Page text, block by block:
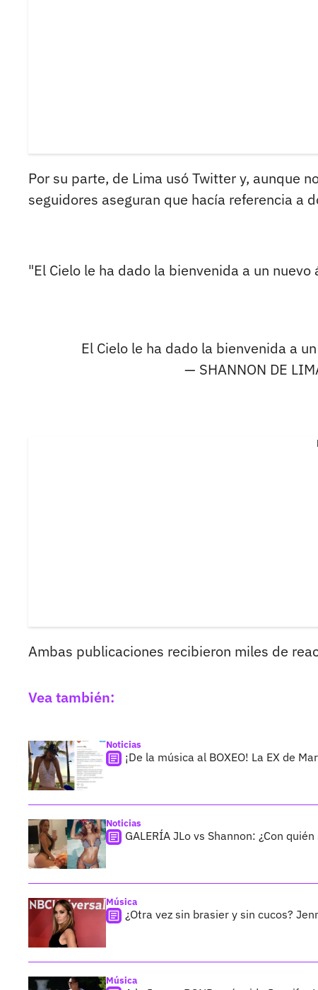
Por su parte, de Lima usó Twitter y, aunque
seguidores aseguran que hacía referencia a
"El Cielo le ha dado la bienvenida a un nuevo
El Cielo le ha dado la bienvenida a
— SHANNON DE
Ambas publicaciones recibieron miles de
Vea también:
Noticias
¡De la música al BOXEO! La EX de
Noticias
GALERÍA JLo vs Shannon: ¿Con
Música
¿Otra vez sin brasier y sin cucos?
Música